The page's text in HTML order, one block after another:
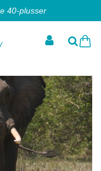
40-plusser